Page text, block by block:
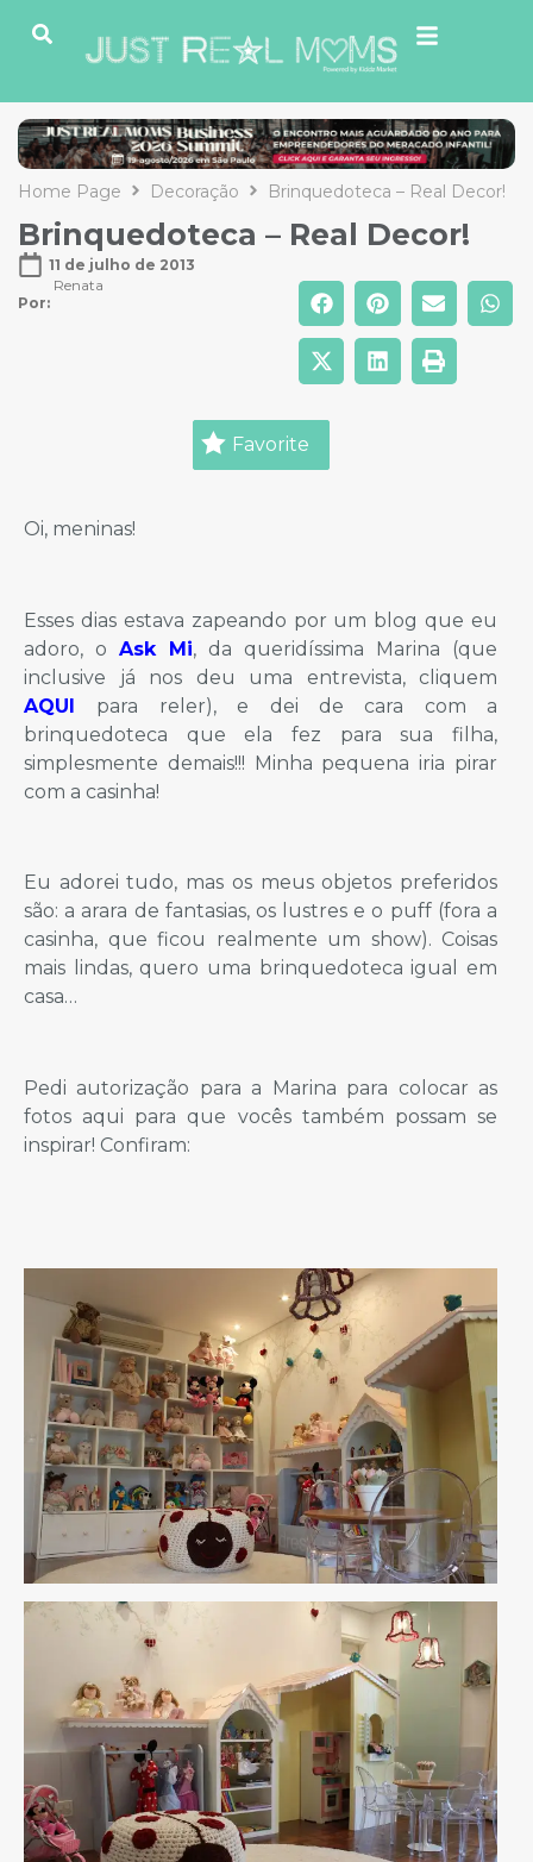
Home Page Decoração Brinquedoteca – Real Decor!
Brinquedoteca – Real Decor!
11 de julho de 2013
Por:
Renata
Favorite
Oi, meninas!
Esses dias estava zapeando por um blog que eu
adoro, o Ask Mi, da queridíssima Marina (que
inclusive já nos deu uma entrevista, cliquem
AQUI para reler), e dei de cara com a
brinquedoteca que ela fez para sua filha,
simplesmente demais!!! Minha pequena iria pirar
com a casinha!
Eu adorei tudo, mas os meus objetos preferidos
são: a arara de fantasias, os lustres e o puff (fora a
casinha, que ficou realmente um show). Coisas
mais lindas, quero uma brinquedoteca igual em
casa…
Pedi autorização para a Marina para colocar as
fotos aqui para que vocês também possam se
inspirar! Confiram: